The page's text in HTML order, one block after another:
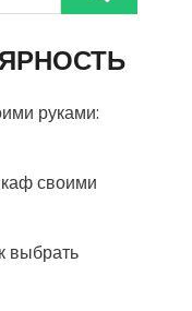
руками:
своими
выбрать